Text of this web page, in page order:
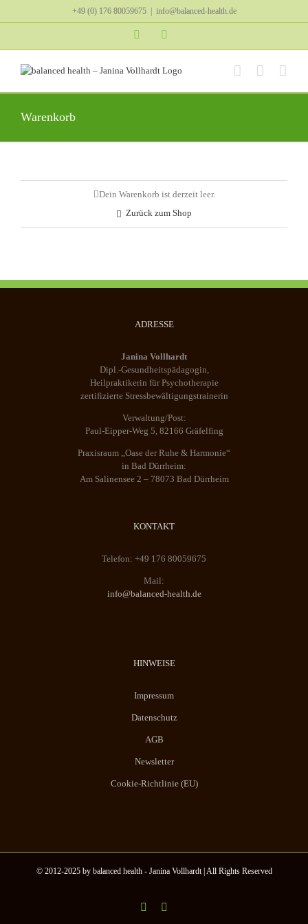
+49 (0) 176 80059675 info@balanced-health.de
Instagram
Warenkorb
Dein Warenkorb ist derzeit leer.
Zurück zum Shop
ADRESSE
Janina Vollhardt
Dipl.-Gesundheitspädagogin,
Heilpraktikerin für Psychotherapie
zertifizierte Stressbewältigungstrainerin
Verwaltung/Post:
Paul-Eipper-Weg 5, 82166 Gräfelfing
Praxisraum „Oase der Ruhe & Harmonie“
in Bad Dürrheim:
Am Salinensee 2 – 78073 Bad Dürrheim
KONTAKT
Telefon: +49 176 80059675
Mail:
info@balanced-health.de
HINWEISE
Impressum
Datenschutz
AGB
Newsletter
Cookie-Richtlinie (EU)
© 2012-2025 by balanced health - Janina Vollhardt | All Rights Reserved
Instagram